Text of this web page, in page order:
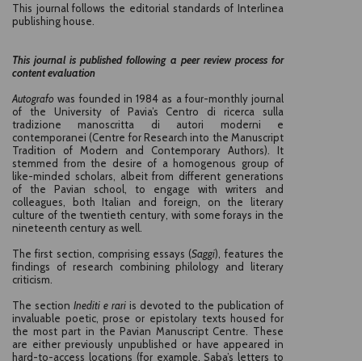
This journal follows the editorial standards of Interlinea
publishing house.
This journal is published following a peer review process for
content evaluation
Autografowas founded in 1984 as a four-monthly journal
of the University of Pavia’s Centro di ricerca sulla
tradizione manoscritta di autori moderni e
contemporanei (Centre for Research into the Manuscript
Tradition of Modern and Contemporary Authors). It
stemmed from the desire of a homogenous group of
like-minded scholars, albeit from different generations
of the Pavian school, to engage with writers and
colleagues, both Italian and foreign, on the literary
culture of the twentieth century, with some forays in the
nineteenth century as well.
The first section, comprising essays (Saggi), features the
findings of research combining philology and literary
criticism.
The section Inediti e rari is devoted to the publication of
invaluable poetic, prose or epistolary texts housed for
the most part in the Pavian Manuscript Centre. These
are either previously unpublished or have appeared in
hard-to-access locations (for example, Saba’s letters to